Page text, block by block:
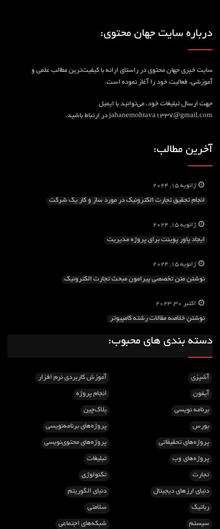
درباره سایت جهان محتوی:
سایت خبری جهان محتوی در راستای ارائه با کیفیت‎‌ترین مطالب علمی و
آموزشی، فعالیت خود را آغاز نموده است.
جهت ارسال تبلیغات خود، می‌توانید با ایمیل
jahanemohtava1337@gmail.com در ارتباط باشید.
آخرین مطالب:
ژانویه 15, 2024
انجام تحقیق تجارت الکترونیک در مورد ساز و کار یک شرکت
ژانویه 15, 2024
ایجاد پاور پوینت برای پروژه مدیریت
ژانویه 15, 2024
نوشتن متن تخصصی پیرامون مبحث تجارت الکترونیک
اکتبر 30, 2023
نوشتن خلاصه مقالات رشته کامپیوتر
دسته بندی های محبوب:
آشپزی آموزش کاربردی نرم افزار
آیفون انجام پروژه
برنامه نویسی بلاک‌چین
بورس پروژه‌های برنامه‌نویسی
پروژه‌های تحقیقاتی پروژه‌های محتوی‌نویسی
پروژه‌های وب تبلیغات
تجارت تکنولوژی
دنیای ارزهای دیجیتال دنیای الگوریتم
رباتیک سلامتی
سیستم شبکه‌های اجتماعی